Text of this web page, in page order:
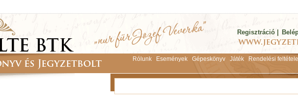
Regisztráció
Rólunk Események Gépeskönyv Játék Rendelési